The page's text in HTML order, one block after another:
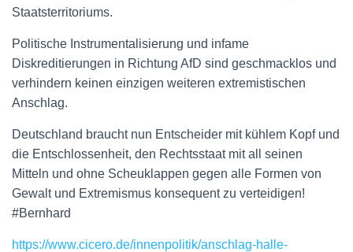
Staatsterritoriums.
Politische Instrumentalisierung und infame
Diskreditierungen in Richtung AfD sind geschmacklos und
verhindern keinen einzigen weiteren extremistischen
Anschlag.
Deutschland braucht nun Entscheider mit kühlem Kopf und
die Entschlossenheit, den Rechtsstaat mit all seinen
Mitteln und ohne Scheuklappen gegen alle Formen von
Gewalt und Extremismus konsequent zu verteidigen!
#Bernhard
https://www.cicero.de/innenpolitik/anschlag-halle-